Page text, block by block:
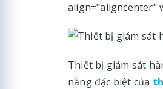
align="aligncenter"
Thiết bị giám sát
năng đặc biệt của